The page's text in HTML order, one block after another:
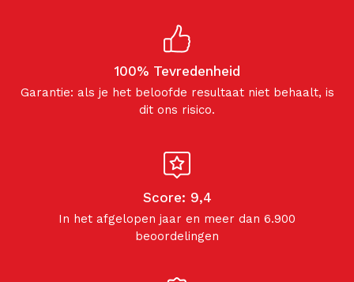
100% Tevredenheid
Garantie: als je het beloofde resultaat niet behaalt, is
dit ons risico.
Score: 9,4
In het afgelopen jaar en meer dan 6.900
beoordelingen